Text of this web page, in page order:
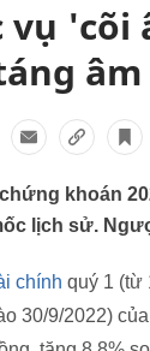
vụ 'cõi
khoán
lịch sử.
chính quý 1 (từ
30/9/2022)